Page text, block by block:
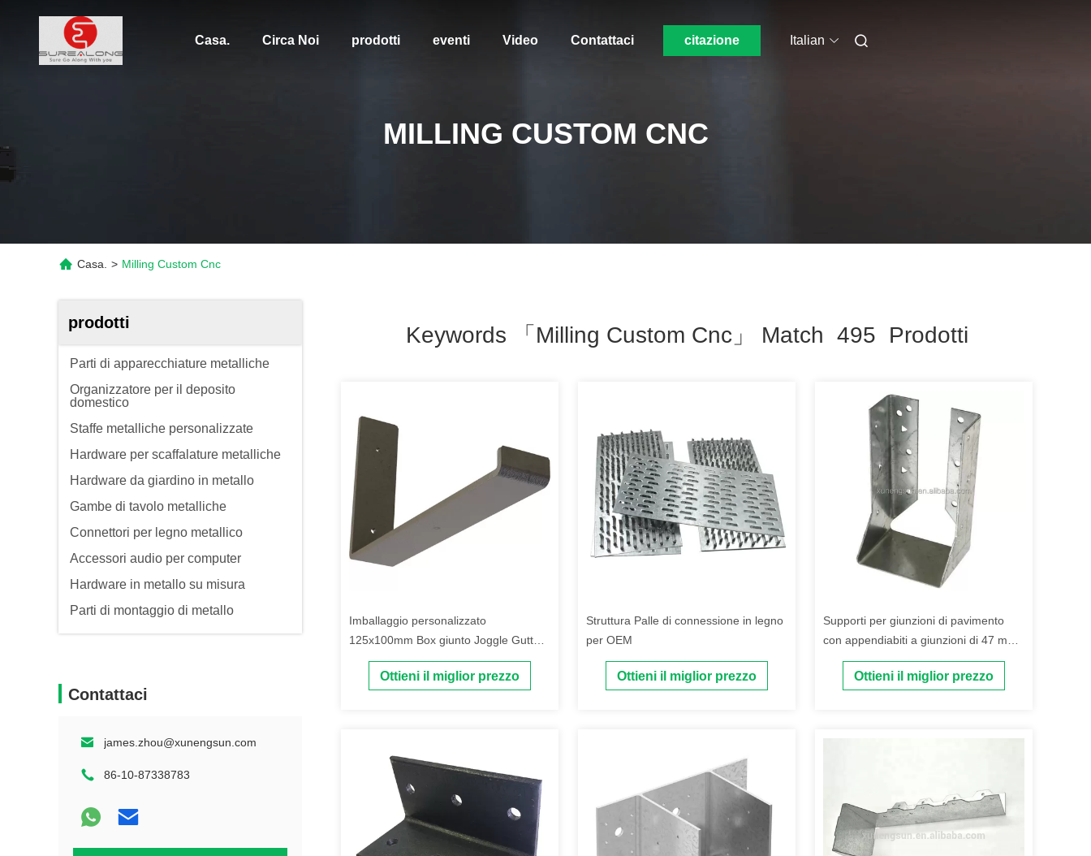
Casa. Circa Noi prodotti eventi Video Contattaci citazione Italian
MILLING CUSTOM CNC
Casa. > Milling Custom Cnc
prodotti
Parti di apparecchiature metalliche
Organizzatore per il deposito
domestico
Staffe metalliche personalizzate
Hardware per scaffalature metalliche
Hardware da giardino in metallo
Gambe di tavolo metalliche
Connettori per legno metallico
Accessori audio per computer
Hardware in metallo su misura
Parti di montaggio di metallo
Contattaci
james.zhou@xunengsun.com
86-10-87338783
Keywords 「milling Custom Cnc」 Match 495 Prodotti
Imballaggio personalizzato
125x100mm Box giunto Joggle Gutter
Fascia Bracket con acciaio al carbonio
Ottieni il miglior prezzo
Struttura Palle di connessione in legno
per OEM
Ottieni il miglior prezzo
Supporti per giunzioni di pavimento
con appendiabiti a giunzioni di 47 mm
in prestazioni meccanizzate
Ottieni il miglior prezzo